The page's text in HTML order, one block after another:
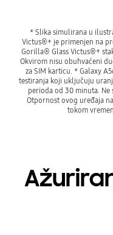
* Slika simulirana u
Victus®+ je primenjen na
Gorilla® Glass Victus®+
Okvirom nisu obuhvaćeni
za SIM karticu. * Galaxy
testiranja koji uključuju
perioda od 30 minuta. Ne
Otpornost ovog uređaja
tokom